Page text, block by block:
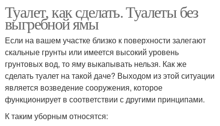
Туалет, как сделать. Туалеты без
выгребной ямы
Если на вашем участке близко к поверхности залегают
скальные грунты или имеется высокий уровень
грунтовых вод, то яму выкапывать нельзя. Как же
сделать туалет на такой даче? Выходом из этой ситуации
является возведение сооружения, которое
функционирует в соответствии с другими принципами.
К таким уборным относятся: